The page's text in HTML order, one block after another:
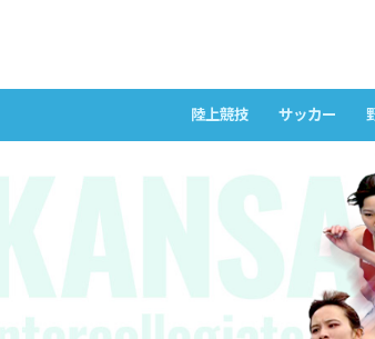
陸上競技 サッカー